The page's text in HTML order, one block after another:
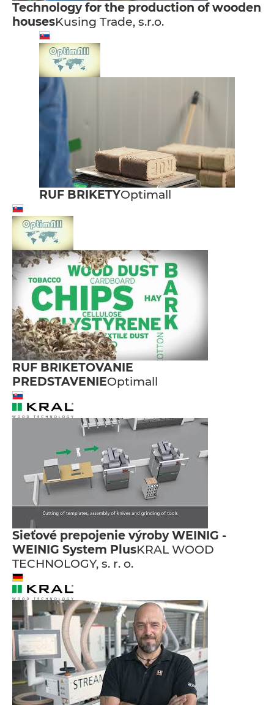
Technology for the production of wooden
housesKusing Trade, s.r.o.
RUF BRIKETYOptimall
RUF BRIKETOVANIE
PREDSTAVENIEOptimall
Sieťové prepojenie výroby WEINIG -
WEINIG System PlusKRAL WOOD
TECHNOLOGY, s. r. o.